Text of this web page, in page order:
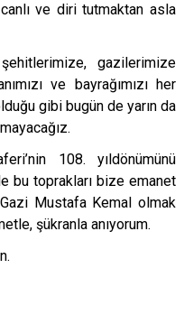
ve diri tutmaktan asla
gazilerimize
ve bayrağımızı her
gibi bugün de yarın da
’nin 108. yıldönümünü
bu toprakları bize emanet
Mustafa Kemal olmak
şükranla anıyorum.